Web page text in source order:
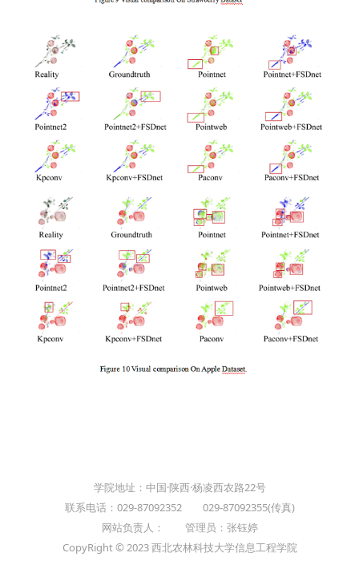
学院地址：中国·陕西·杨凌西农路22号
联系电话：029-87092352 029-87092355(传真)
网站负责人： 管理员：张钰婷
CopyRight © 2023 西北农林科技大学信息工程学院